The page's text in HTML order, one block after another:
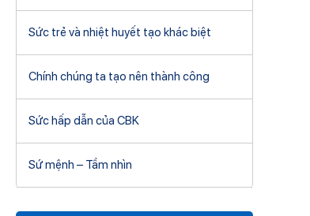
Sức trẻ và nhiệt huyết tạo khác biệt
Chính chúng ta tạo nên thành công
Sức hấp dẫn của CBK
Sứ mệnh – Tầm nhìn